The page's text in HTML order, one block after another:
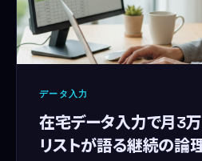
データ入力
在宅データ入力で月3
リストが語る継続の論